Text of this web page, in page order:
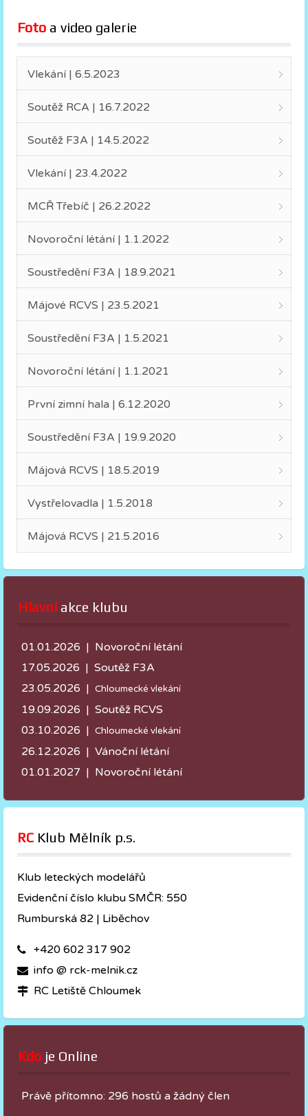
Foto a video galerie
Vlekání | 6.5.2023
Soutěž RCA | 16.7.2022
Soutěž F3A | 14.5.2022
Vlekání | 23.4.2022
MCŘ Třebíč | 26.2.2022
Novoroční létání | 1.1.2022
Soustředění F3A | 18.9.2021
Májové RCVS | 23.5.2021
Soustředění F3A | 1.5.2021
Novoroční létání | 1.1.2021
První zimní hala | 6.12.2020
Soustředění F3A | 19.9.2020
Májová RCVS | 18.5.2019
Vystřelovadla | 1.5.2018
Májová RCVS | 21.5.2016
Hlavní akce klubu
01.01.2026 | Novoroční létání
17.05.2026 | Soutěž F3A
23.05.2026 | Chloumecké vlekání
19.09.2026 | Soutěž RCVS
03.10.2026 | Chloumecké vlekání
26.12.2026 | Vánoční létání
01.01.2027 | Novoroční létání
RC Klub Mělník p.s.
Klub leteckých modelářů
Evidenční číslo klubu SMČR: 550
Rumburská 82 | Liběchov
+420 602 317 902
info @ rck-melnik.cz
RC Letiště Chloumek
Kdo je Online
Právě přítomno: 296 hostů a žádný člen